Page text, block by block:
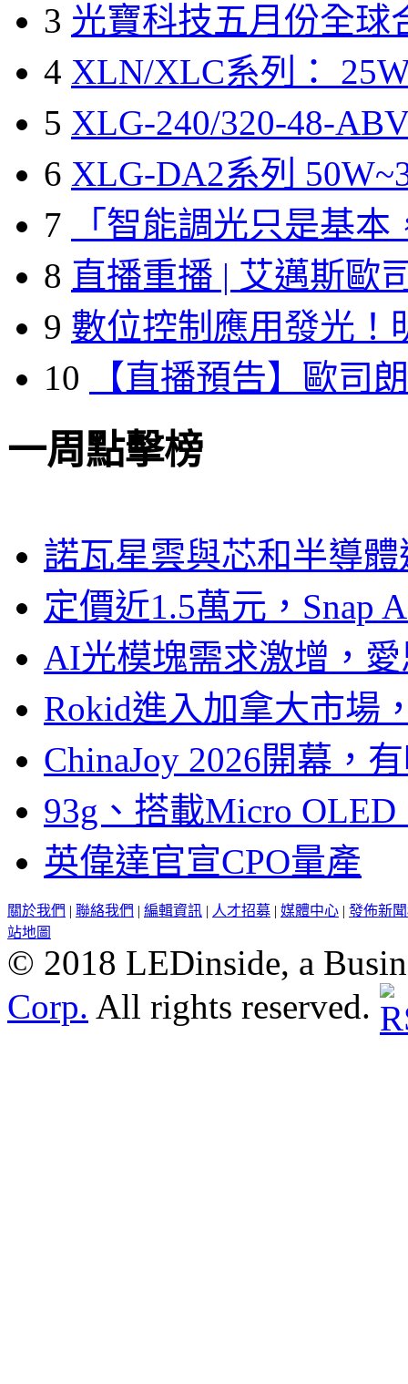
3 光寶科技五月份全球
4 XLN/XLC系列：
5 XLG-240/320-48-
6 XLG-DA2系列
7
「智能調光只是基本
8 直播重播 | 艾邁斯歐
9 數位控制應用發光！
10
【直播預告】歐司
一周點擊榜
諾瓦星雲與芯和半導
定價近1.5萬元，Snap
AI光模塊需求激增，
Rokid進入加拿大市場
ChinaJoy 2026開幕，
93g、搭載Micro
英偉達官宣CPO量產
關於我們 | 聯絡我們 | 編輯資訊 | 人才招募 | 媒體中心 | 發佈新
站地圖
© 2018 LEDinside, a
Corp. All rights reserved.